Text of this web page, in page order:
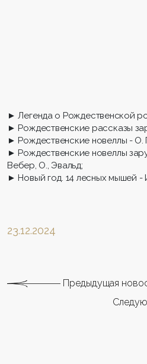
► Легенда о Рождественской
► Рождественские рассказы
► Рождественские новеллы - О.
► Рождественские новеллы
Вебер, О., Эвальд;
► Новый год. 14 лесных мышей -
23.12.2024
Предыдущая